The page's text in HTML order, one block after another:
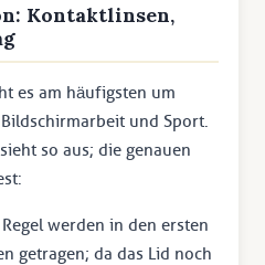
Kontaktlinsen,
es am häufigsten um
und Sport.
so aus; die genauen
werden in den ersten
getragen; da das Lid noch